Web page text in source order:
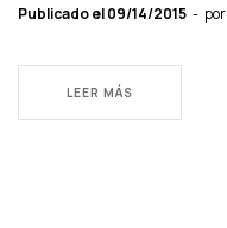
Publicado el09/14/2015 por
LEER MÁS